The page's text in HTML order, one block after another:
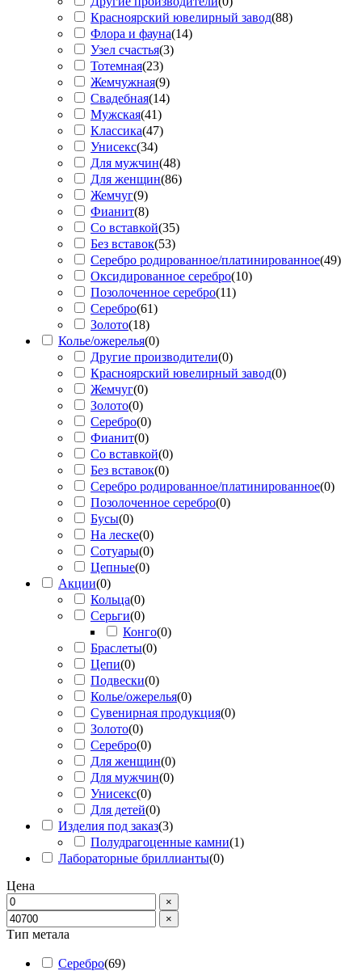
Красноярский ювелирный завод(88)
Флора и фауна(14)
Узел счастья(3)
Тотемная(23)
Жемчужная(9)
Свадебная(14)
Мужская(41)
Классика(47)
Унисекс(34)
Для мужчин(48)
Для женщин(86)
Жемчуг(9)
Фианит(8)
Со вставкой(35)
Без вставок(53)
Серебро родированное/платинированное(49)
Оксидированное серебро(10)
Позолоченное серебро(11)
Серебро(61)
Золото(18)
Колье/ожерелья(0)
Другие производители(0)
Красноярский ювелирный завод(0)
Жемчуг(0)
Золото(0)
Серебро(0)
Фианит(0)
Со вставкой(0)
Без вставок(0)
Серебро родированное/платинированное(0)
Позолоченное серебро(0)
Бусы(0)
На леске(0)
Сотуары(0)
Цепные(0)
Акции(0)
Кольца(0)
Серьги(0)
Конго(0)
Браслеты(0)
Цепи(0)
Подвески(0)
Колье/ожерелья(0)
Сувенирная продукция(0)
Золото(0)
Серебро(0)
Для женщин(0)
Для мужчин(0)
Унисекс(0)
Для детей(0)
Изделия под заказ(3)
Полудрагоценные камни(1)
Лабораторные бриллианты(0)
Цена
×
×
Тип метала
Серебро(69)